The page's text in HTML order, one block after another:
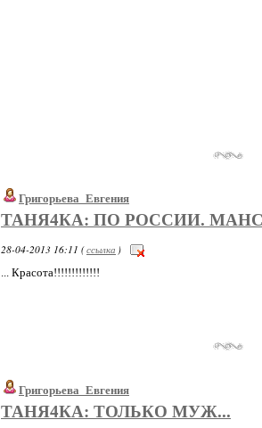
Григорьева_Евгения
ТАНЯ4КА: ПО РОССИИ.
28-04-2013 16:11 (ссылка )
... Красота!!!!!!!!!!!!!
Григорьева_Евгения
ТАНЯ4КА: ТОЛЬКО МУЖ...